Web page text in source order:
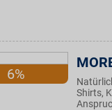
6%
Shirts,